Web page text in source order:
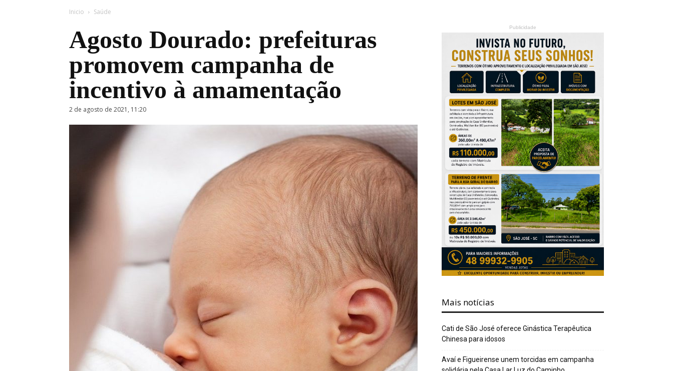
Inicio Saúde
Agosto Dourado: prefeituras
promovem campanha de
incentivo à amamentação
2 de agosto de 2021, 11:20
Publicidade
Mais notícias
Cati de São José oferece Ginástica Terapêutica
Chinesa para idosos
Avaí e Figueirense unem torcidas em campanha